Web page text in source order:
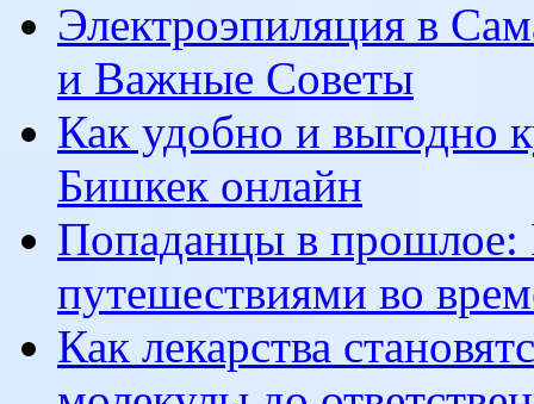
Электроэпиляция в
и Важные Советы
Как удобно и выгодно
Бишкек онлайн
Попаданцы в прошлое:
путешествиями во
Как лекарства